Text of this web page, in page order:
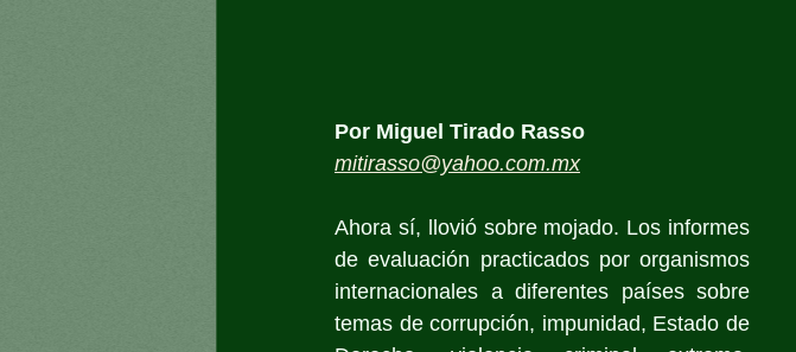
Por Miguel Tirado Rasso
mitirasso@yahoo.com.mx
Ahora sí, llovió sobre mojado. Los informes
de evaluación practicados por organismos
internacionales a diferentes países sobre
temas de corrupción, impunidad, Estado de